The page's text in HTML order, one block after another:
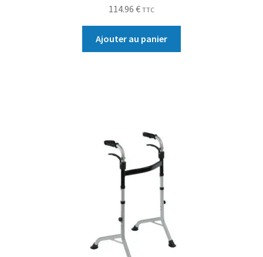
114.96 € TTC
Ajouter au panier